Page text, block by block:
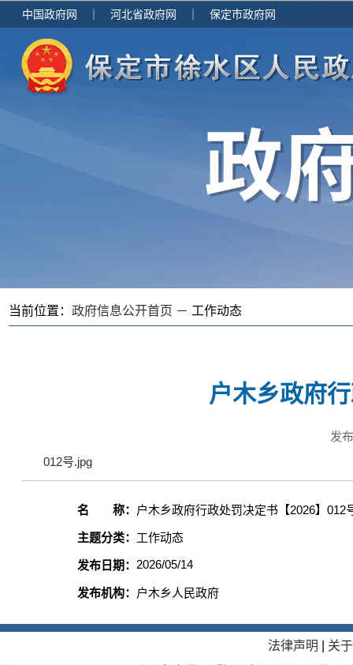
中国政府网 河北省政府网 保定市政府网
当前位置： 政府信息公开首页 － 工作动态
户木乡政府
发
012号.jpg
名 称： 户木乡政府行政处罚决定书【2026】012
主题分类： 工作动态
发布日期： 2026/05/14
发布机构： 户木乡人民政府
法律声明
关